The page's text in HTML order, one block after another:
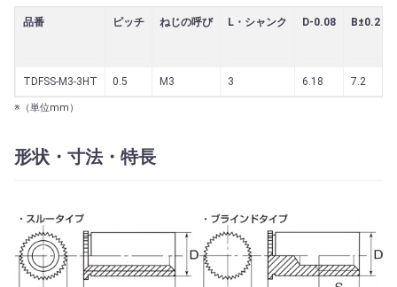
品番 ピッチ ねじの呼び L・シャンク D-0.08 B±0.2
TDFSS-M3-3HT 0.5 M3 3 6.18 7.2
※（単位mm）
形状・寸法・特長